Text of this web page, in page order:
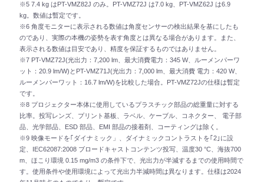
※5 7.4 kg はPT-VMZ82J のみ。PT-VMZ72J は7.0 kg、PT-VMZ62J は6.9
kg。数値は暫定です。
※6 角度モニターに表示される数値は角度センサーの検出結果を基にしたも
のであり、実際の本機の姿勢を表す角度とは異なる場合があります。また、
表示される数値は目安であり、精度を保証するものではありません。
※7 PT-VMZ72J(光出力：7,200 lm、最大消費電力：345 W、ルーメンパーワ
ット：20.9 lm/W)とPT-VMZ71J(光出力：7,000 lm、最大消費 電力：420 W、
ルーメンパーワット：16.7 lm/W)を比較した場合。PT-VMZ72Jの仕様は暫定
です。
※8 プロジェクター本体に使用しているプラスチック部品の総重量に対する
比率。投写レンズ、プリント基板、ラベル、ケーブル、コネクター、 電子部
品、光学部品、ESD 部品、EMI 部品の接着剤、コーティングは除く。
※9 映像モードを｢ダイナミック」、ダイナミックコントラストを｢2｣に設
定、IEC62087:2008 ブロードキャストコンテンツ投写、温度30 °C、海抜700
m、ほこり環境 0.15 mg/m3 の条件下で、光出力が半減するまでの使用時間で
す。使用条件や使用環境によって光出力半減時間は異なります。仕様は2024